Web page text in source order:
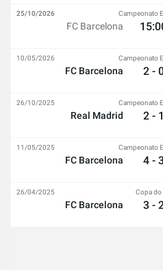
FC Barcelona
Campeonato
25/10/2026
FC Barcelona
Campeonato
2 -
10/05/2026
Real Madrid
Campeonato
2 - 1
26/10/2025
FC Barcelona
Campeonato
4 -
11/05/2025
FC Barcelona
Copa do
3 -
26/04/2025